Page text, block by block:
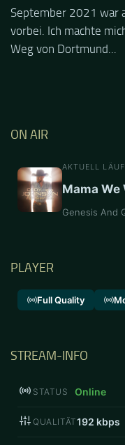
September 2021 war
vorbei. Ich machte
Weg von Dortmund...
ON AIR
AKTUELL
Mama We
Genesis And
PLAYER
Full Quality
STREAM-INFO
STATUS Online
QUALITÄT192 kbps